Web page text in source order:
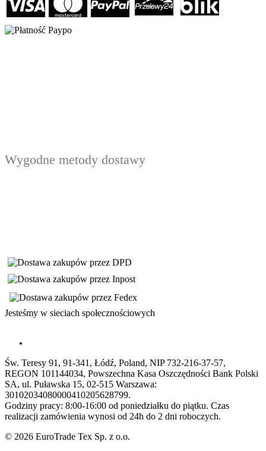
Wygodne metody dostawy
Jesteśmy w sieciach społecznościowych
Św. Teresy 91, 91-341, Łódź, Poland, NIP 732-216-37-57,
REGON 101144034, Powszechna Kasa Oszczędności Bank Polski
SA, ul. Puławska 15, 02-515 Warszawa:
30102034080000410205628799.
Godziny pracy: 8:00-16:00 od poniedziałku do piątku. Czas
realizacji zamówienia wynosi od 24h do 2 dni roboczych.
© 2026 EuroTrade Tex Sp. z o.o.